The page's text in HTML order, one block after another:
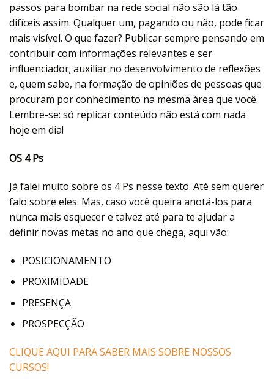
passos para bombar na rede social não são lá tão
difíceis assim. Qualquer um, pagando ou não, pode ficar
mais visível. O que fazer? Publicar sempre pensando em
contribuir com informações relevantes e ser
influenciador; auxiliar no desenvolvimento de reflexões
e, quem sabe, na formação de opiniões de pessoas que
procuram por conhecimento na mesma área que você.
Lembre-se: só replicar conteúdo não está com nada
hoje em dia!
OS 4 Ps
Já falei muito sobre os 4 Ps nesse texto. Até sem querer
falo sobre eles. Mas, caso você queira anotá-los para
nunca mais esquecer e talvez até para te ajudar a
definir novas metas no ano que chega, aqui vão:
POSICIONAMENTO
PROXIMIDADE
PRESENÇA
PROSPECÇÃO
CLIQUE AQUI PARA SABER MAIS SOBRE NOSSOS
CURSOS!